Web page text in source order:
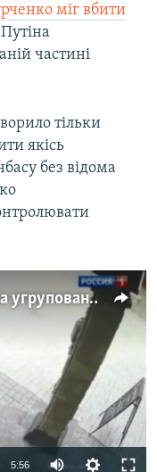
міг вбити
частині
тільки
якісь
без відома
Хто вбив головного бойовика угруповання «ДНР» Захарченка? (відео)
available
5:56